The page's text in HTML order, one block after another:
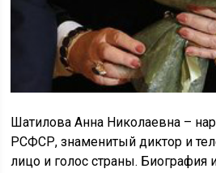
Шатилова Анна Николаевна –
РСФСР, знаменитый диктор и
лицо и голос страны. Биография